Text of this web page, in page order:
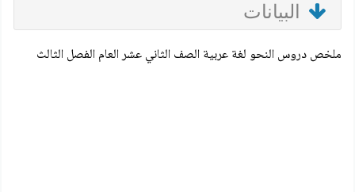
البيانات
ملخص دروس النحو لغة عربية الصف الثاني عشر العام الفصل الثالث